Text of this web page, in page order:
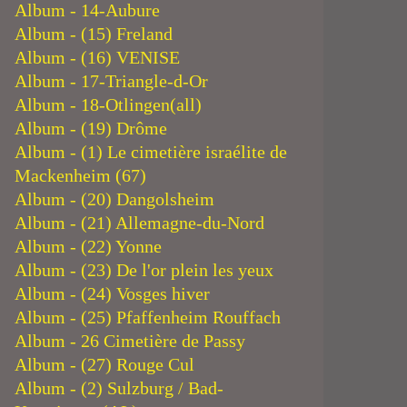
Album - 14-Aubure
Album - (15) Freland
Album - (16) VENISE
Album - 17-Triangle-d-Or
Album - 18-Otlingen(all)
Album - (19) Drôme
Album - (1) Le cimetière israélite de
Mackenheim (67)
Album - (20) Dangolsheim
Album - (21) Allemagne-du-Nord
Album - (22) Yonne
Album - (23) De l'or plein les yeux
Album - (24) Vosges hiver
Album - (25) Pfaffenheim Rouffach
Album - 26 Cimetière de Passy
Album - (27) Rouge Cul
Album - (2) Sulzburg / Bad-